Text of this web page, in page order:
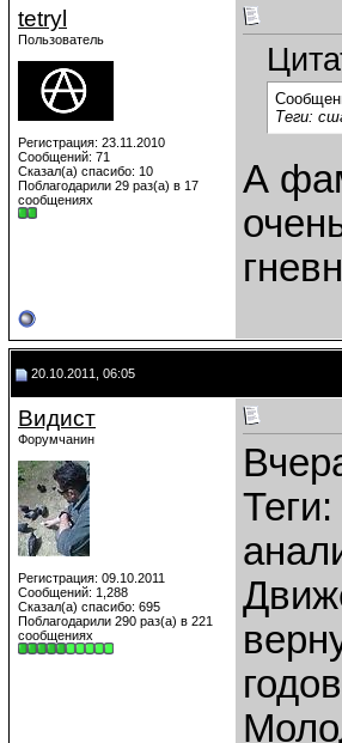
tetryl
Пользователь
Регистрация: 23.11.2010
Сообщений: 71
Сказал(а) спасибо: 10
Поблагодарили 29 раз(а) в 17
сообщениях
Теги:
А
20.10.2011, 06:05
Видист
Форумчанин
Регистрация: 09.10.2011
Сообщений: 1,288
Сказал(а) спасибо: 695
Поблагодарили 290 раз(а) в 221
сообщениях